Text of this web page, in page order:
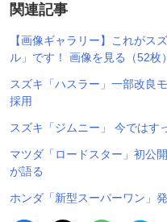
関連記事
【画像ギャラリー】これがス
ル」です！ 画像を見る（52枚）
スズキ「ハスラー」一部改良
採用
スズキ「ジムニー」 今ではす
マツダ「ロードスター」初公
が語る
ホンダ「新型スーパーワン」